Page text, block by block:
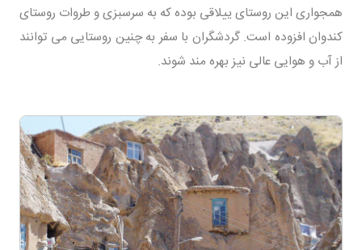
همجواری این روستای ییلاقی بوده که به سرسبزی و طروات روستای
کندوان افزوده است. گردشگران با سفر به چنین روستایی می توانند
از آب و هوایی عالی نیز بهره مند شوند.